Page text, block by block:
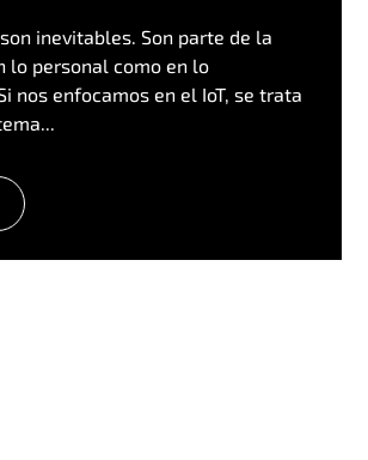
inevitables. Son parte de la
lo personal como en lo
nos enfocamos en el IoT, se trata